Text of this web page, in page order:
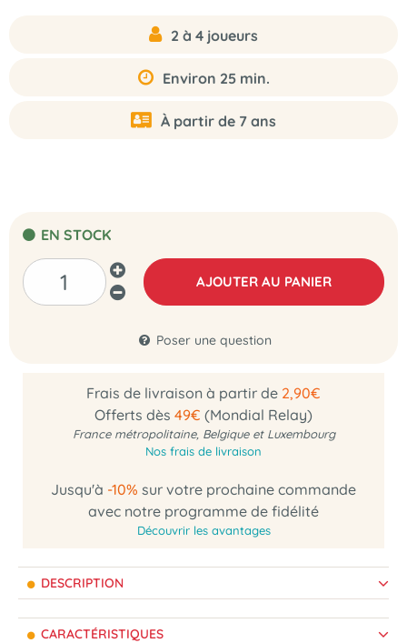
2 à 4 joueurs
Environ 25 min.
À partir de 7 ans
EN STOCK
AJOUTER AU PANIER
Poser une question
Frais de livraison à partir de 2,90€
Offerts dès 49€ (Mondial Relay)
France métropolitaine, Belgique et Luxembourg
Nos frais de livraison
Jusqu'à -10% sur votre prochaine commande
avec notre programme de fidélité
Découvrir les avantages
DESCRIPTION
CARACTÉRISTIQUES